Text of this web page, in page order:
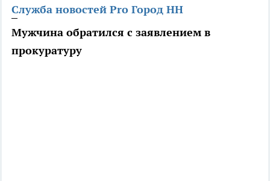
Служба новостей Pro Город НН
Мужчина обратился с заявлением в
прокуратуру